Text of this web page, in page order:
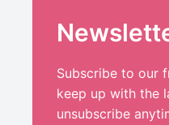
Subscribe to our
keep up with the
unsubscribe